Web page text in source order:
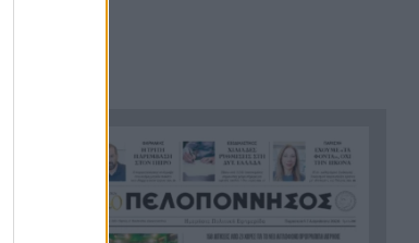
Κοινωνική ανάγκη
Καύσιμα: «Φωτιά» η βενζίνη
πριν τον Δεκαπενταύγουστο –